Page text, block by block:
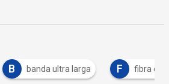
banda ultra larga F fibra ottica